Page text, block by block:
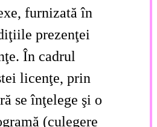
furnizată în
prezenţei
În cadrul
licenţe, prin
se înţelege şi o
(culegere